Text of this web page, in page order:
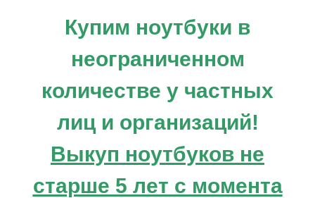
Купим ноутбуки в
неограниченном
количестве у частных
лиц и организаций!
Выкуп ноутбуков не
старше 5 лет с момента